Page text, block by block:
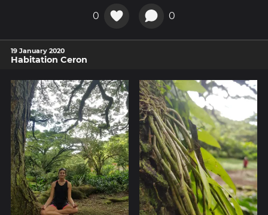
0 0
19 January 2020
Habitation Ceron